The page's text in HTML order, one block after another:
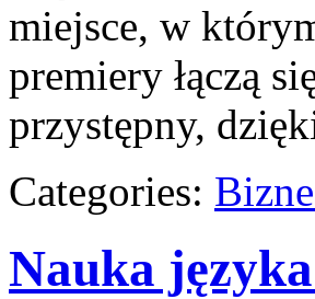
miejsce, w
premiery łączą
przystępny,
Categories:
Nauka